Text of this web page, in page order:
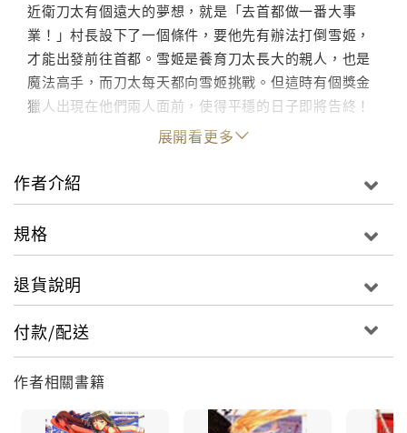
近衛刀太有個遠大的夢想，就是「去首都做一番大事
業！」村長設下了一個條件，要他先有辦法打倒雪姬，
才能出發前往首都。雪姬是養育刀太長大的親人，也是
魔法高手，而刀太每天都向雪姬挑戰。但這時有個獎金
獵人出現在他們兩人面前，使得平穩的日子即將告終！
展開看更多
作者介紹
規格
退貨說明
付款/配送
作者相關書籍